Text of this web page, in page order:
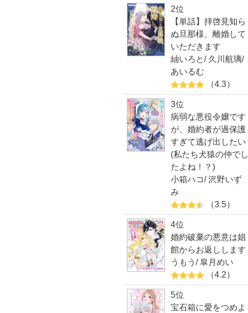
2位
【単話】拝啓見知ら
ぬ旦那様、離婚して
いただきます
紬いろと / 久川航璃/
あいるむ
（4.3）
3位
病弱な悪役令嬢です
が、婚約者が過保護
すぎて逃げ出したい
(私たち犬猿の仲でし
たよね！？)
小箱ハコ/沢野いず
み
（3.5）
4位
婚約破棄の悪意は娼
館からお返しします
うもう /皐月めい
（4.2）
5位
宝石箱に愛をつめよ